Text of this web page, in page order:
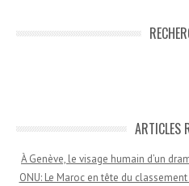
ARTICLES
À Genève, le visage humain d’un
ONU: Le Maroc en tête du